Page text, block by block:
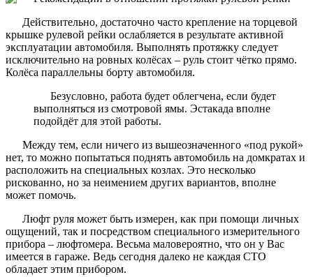
Действительно, достаточно часто крепление на торцевой
крышке рулевой рейки ослабляется в результате активной
эксплуатации автомобиля. Выполнять протяжку следует
исключительно на ровных колёсах – руль стоит чётко прямо.
Колёса параллельны борту автомобиля.
Безусловно, работа будет облегчена, если будет
выполняться из смотровой ямы. Эстакада вполне
подойдёт для этой работы.
Между тем, если ничего из вышеозначенного «под рукой»
нет, то можно попытаться поднять автомобиль на домкратах и
расположить на специальных козлах. Это несколько
рискованно, но за неимением других вариантов, вполне
может помочь.
Люфт руля может быть измерен, как при помощи личных
ощущений, так и посредством специального измерительного
прибора – люфтомера. Весьма маловероятно, что он у Вас
имеется в гараже. Ведь сегодня далеко не каждая СТО
обладает этим прибором.